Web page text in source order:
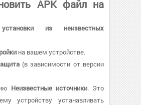
APK файл на
из неизвестных
на вашем устройстве.
(в зависимости от версии
Неизвестные источники. Это
устройству устанавливать